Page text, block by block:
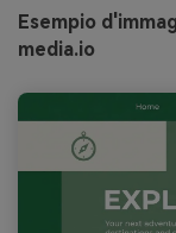
Esempio
media.io